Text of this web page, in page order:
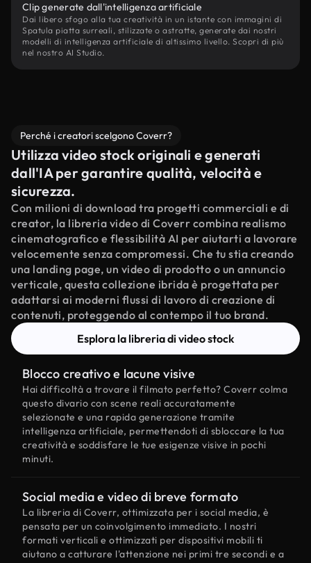
Clip generate dall'intelligenza artificiale
Dai libero sfogo alla tua creatività in un istante con immagini di
Spatula piatta surreali, stilizzate o astratte, generate dai nostri
modelli di intelligenza artificiale di altissimo livello. Scopri di più
nel nostro AI Studio.
Perché i creatori scelgono Coverr?
Utilizza video stock originali e generati
dall'IA per garantire qualità, velocità e
sicurezza.
Con milioni di download tra progetti commerciali e di
creator, la libreria video di Coverr combina realismo
cinematografico e flessibilità AI per aiutarti a lavorare
velocemente senza compromessi. Che tu stia creando
una landing page, un video di prodotto o un annuncio
verticale, questa collezione ibrida è progettata per
adattarsi ai moderni flussi di lavoro di creazione di
contenuti, proteggendo al contempo il tuo brand.
Esplora la libreria di video stock
Blocco creativo e lacune visive
Hai difficoltà a trovare il filmato perfetto? Coverr colma
questo divario con scene reali accuratamente
selezionate e una rapida generazione tramite
intelligenza artificiale, permettendoti di sbloccare la tua
creatività e soddisfare le tue esigenze visive in pochi
minuti.
Social media e video di breve formato
La libreria di Coverr, ottimizzata per i social media, è
pensata per un coinvolgimento immediato. I nostri
formati verticali e ottimizzati per dispositivi mobili ti
aiutano a catturare l'attenzione nei primi tre secondi e a